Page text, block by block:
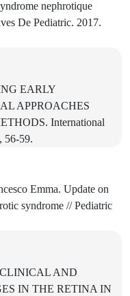
nephrotique
De Pediatric. 2017.
EARLY
APPROACHES
International
56-59.
Emma. Update on
syndrome // Pediatric
CLINICAL AND
IN THE RETINA IN